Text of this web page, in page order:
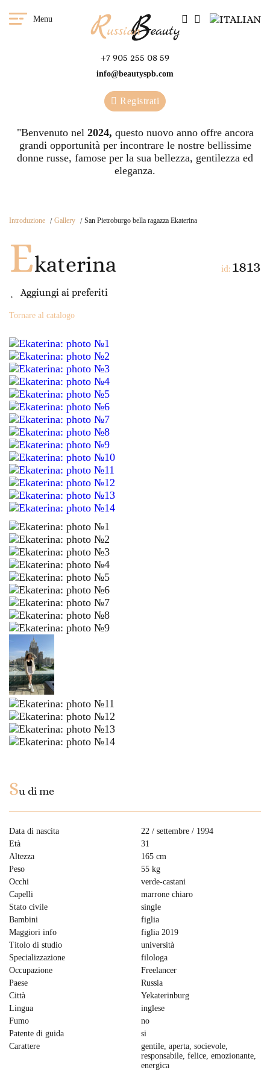
Menu
+7 905 255 08 59
info@beautyspb.com
Registrati
"Benvenuto nel 2024, questo nuovo anno offre ancora
grandi opportunità per incontrare le nostre bellissime
donne russe, famose per la sua bellezza, gentilezza ed
eleganza.
Introduzione Gallery San Pietroburgo bella ragazza Ekaterina
Ekaterina
Aggiungi ai preferiti
id: 1813
Tornare al catalogo
Su di me
Data di nascita
22 / settembre / 1994
Età
31
Altezza
165 cm
Peso
55 kg
Occhi
verde-castani
Capelli
marrone chiaro
Stato civile
single
Bambini
figlia
Maggiori info
figlia 2019
Titolo di studio
università
Specializzazione
filologa
Occupazione
Freelancer
Paese
Russia
Città
Yekaterinburg
Lingua
inglese
Fumo
no
Patente di guida
si
Carattere
gentile, aperta, socievole,
responsabile, felice, emozionante,
energica